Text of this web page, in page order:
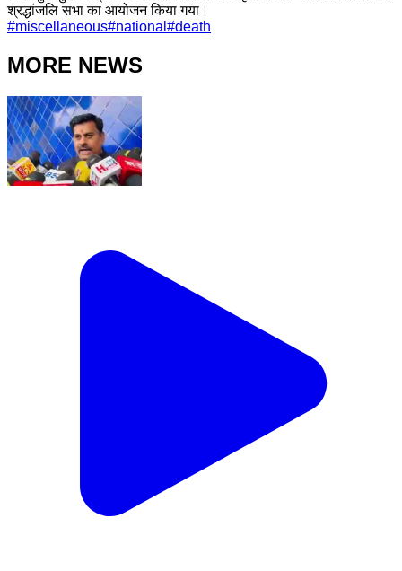
श्रद्धांजलि सभा का आयोजन किया गया।
#miscellaneous#national #death
MORE NEWS